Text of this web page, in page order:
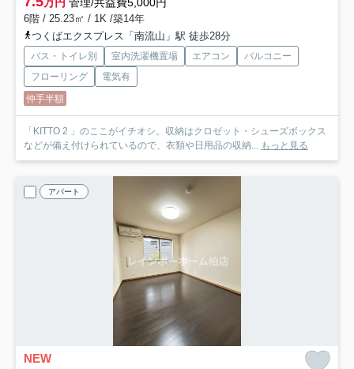
6階 / 25.23㎡ / 1K /築14年
つくばエクスプレス「南流山」駅 徒歩28分
バス・トイレ別 室内洗濯機置場 エアコン
バルコニー
フローリング
電気有
仲手半額
「KITTO 2 」のここがイチオシ。収納はクロゼット・シューズボックス
などが備え付けられているので、衣類や日用品の収納... もっと見る
アパート
NEW